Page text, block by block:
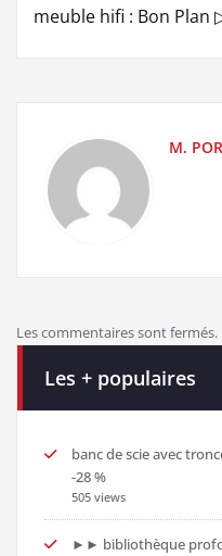
meuble hifi : Bon Plan
M.
Les commentaires sont fermés.
Les + populaires
banc de scie avec
-28 %
505 views
►► bibliothèque